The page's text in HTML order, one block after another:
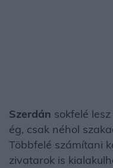
Szerdán sokfelé
ég, csak néhol
Többfelé számítani
zivatarok is